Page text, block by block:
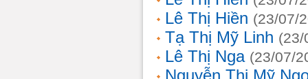
Lê Thị Hiền (23/07/
Tạ Thị Mỹ Linh (23/
Lê Thị Nga (23/07/
Nguyễn Thị Mỹ